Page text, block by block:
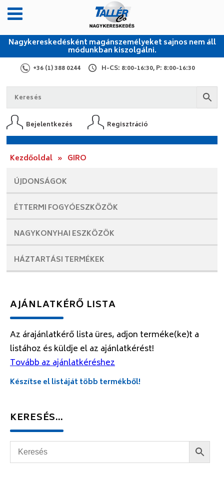
Nagykereskedésként magánszemélyeket sajnos nem áll
módunkban kiszolgálni.
+36 (1) 388 0244 H-CS: 8:00-16:30, P: 8:00-16:30
Bejelentkezés Regisztráció
Kezdőoldal » GIRO
ÚJDONSÁGOK
ÉTTERMI FOGYÓESZKÖZÖK
NAGYKONYHAI ESZKÖZÖK
HÁZTARTÁSI TERMÉKEK
AJÁNLATKÉRŐ LISTA
Az árajánlatkérő lista üres, adjon terméke(ke)t a
listához és küldje el az ajánlatkérést!
Tovább az ajánlatkéréshez
Készítse el listáját több termékből!
KERESÉS…